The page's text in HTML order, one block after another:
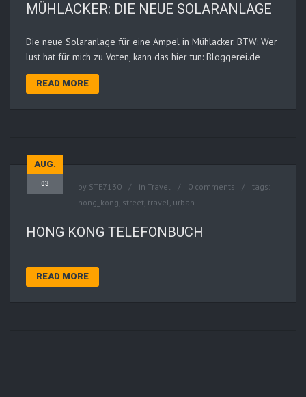
MÜHLACKER: DIE NEUE SOLARANLAGE
Die neue Solaranlage für eine Ampel in Mühlacker. BTW: Wer
lust hat für mich zu Voten, kann das hier tun: Bloggerei.de
READ MORE
AUG.
03 by STE7130 in Travel 0 comments
tags:
hong_kong, street, travel, urban
HONG KONG TELEFONBUCH
READ MORE